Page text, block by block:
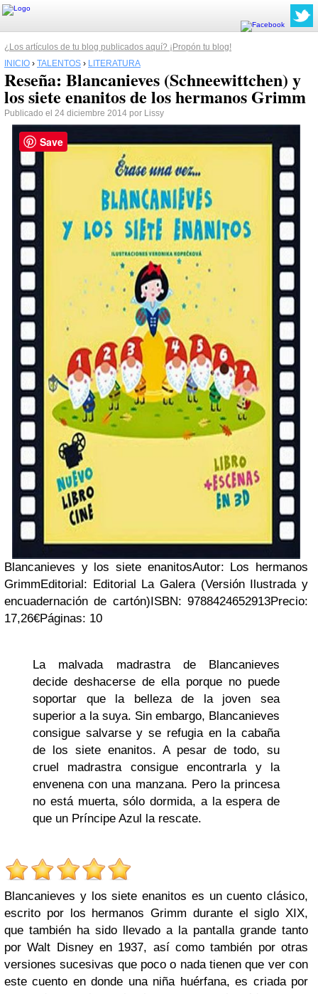
¿Los artículos de tu blog publicados aquí? ¡Propón tu blog!
INICIO › TALENTOS › LITERATURA
Reseña: Blancanieves (Schneewittchen) y
los siete enanitos de los hermanos Grimm
Publicado el 24 diciembre 2014 por Lissy
Blancanieves y los siete enanitosAutor: Los hermanos
GrimmEditorial: Editorial La Galera (Versión Ilustrada y
encuadernación de cartón)ISBN: 9788424652913Precio:
17,26€Páginas: 10
La malvada madrastra de Blancanieves
decide deshacerse de ella porque no puede
soportar que la belleza de la joven sea
superior a la suya. Sin embargo, Blancanieves
consigue salvarse y se refugia en la cabaña
de los siete enanitos. A pesar de todo, su
cruel madrastra consigue encontrarla y la
envenena con una manzana. Pero la princesa
no está muerta, sólo dormida, a la espera de
que un Príncipe Azul la rescate.
Blancanieves y los siete enanitos es un cuento clásico,
escrito por los hermanos Grimm durante el siglo XIX,
que también ha sido llevado a la pantalla grande tanto
por Walt Disney en 1937, así como también por otras
versiones sucesivas que poco o nada tienen que ver con
este cuento en donde una niña huérfana, es criada por
Save